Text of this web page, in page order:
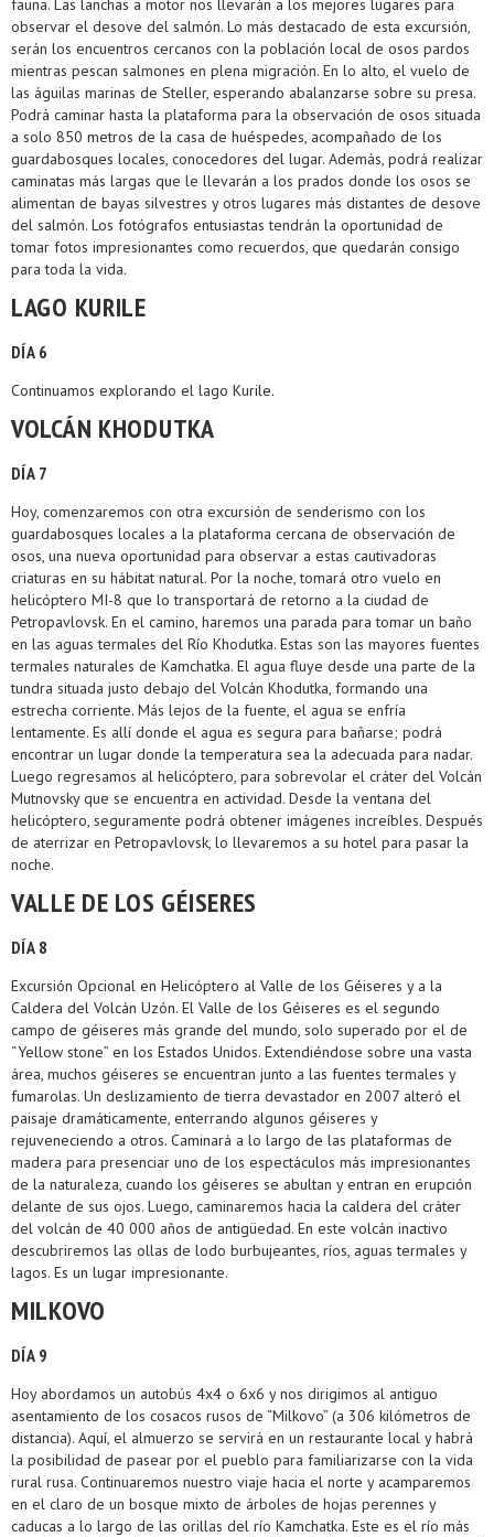
fauna. Las lanchas a motor nos llevarán a los mejores lugares para
observar el desove del salmón. Lo más destacado de esta excursión,
serán los encuentros cercanos con la población local de osos pardos
mientras pescan salmones en plena migración. En lo alto, el vuelo de
las águilas marinas de Steller, esperando abalanzarse sobre su presa.
Podrá caminar hasta la plataforma para la observación de osos situada
a solo 850 metros de la casa de huéspedes, acompañado de los
guardabosques locales, conocedores del lugar. Además, podrá realizar
caminatas más largas que le llevarán a los prados donde los osos se
alimentan de bayas silvestres y otros lugares más distantes de desove
del salmón. Los fotógrafos entusiastas tendrán la oportunidad de
tomar fotos impresionantes como recuerdos, que quedarán consigo
para toda la vida.
LAGO KURILE
DÍA 6
Continuamos explorando el lago Kurile.
VOLCÁN KHODUTKA
DÍA 7
Hoy, comenzaremos con otra excursión de senderismo con los
guardabosques locales a la plataforma cercana de observación de
osos, una nueva oportunidad para observar a estas cautivadoras
criaturas en su hábitat natural. Por la noche, tomará otro vuelo en
helicóptero MI-8 que lo transportará de retorno a la ciudad de
Petropavlovsk. En el camino, haremos una parada para tomar un baño
en las aguas termales del Río Khodutka. Estas son las mayores fuentes
termales naturales de Kamchatka. El agua fluye desde una parte de la
tundra situada justo debajo del Volcán Khodutka, formando una
estrecha corriente. Más lejos de la fuente, el agua se enfría
lentamente. Es allí donde el agua es segura para bañarse; podrá
encontrar un lugar donde la temperatura sea la adecuada para nadar.
Luego regresamos al helicóptero, para sobrevolar el cráter del Volcán
Mutnovsky que se encuentra en actividad. Desde la ventana del
helicóptero, seguramente podrá obtener imágenes increíbles. Después
de aterrizar en Petropavlovsk, lo llevaremos a su hotel para pasar la
noche.
VALLE DE LOS GÉISERES
DÍA 8
Excursión Opcional en Helicóptero al Valle de los Géiseres y a la
Caldera del Volcán Uzón. El Valle de los Géiseres es el segundo
campo de géiseres más grande del mundo, solo superado por el de
“Yellow stone” en los Estados Unidos. Extendiéndose sobre una vasta
área, muchos géiseres se encuentran junto a las fuentes termales y
fumarolas. Un deslizamiento de tierra devastador en 2007 alteró el
paisaje dramáticamente, enterrando algunos géiseres y
rejuveneciendo a otros. Caminará a lo largo de las plataformas de
madera para presenciar uno de los espectáculos más impresionantes
de la naturaleza, cuando los géiseres se abultan y entran en erupción
delante de sus ojos. Luego, caminaremos hacia la caldera del cráter
del volcán de 40 000 años de antigüedad. En este volcán inactivo
descubriremos las ollas de lodo burbujeantes, ríos, aguas termales y
lagos. Es un lugar impresionante.
MILKOVO
DÍA 9
Hoy abordamos un autobús 4x4 o 6x6 y nos dirigimos al antiguo
asentamiento de los cosacos rusos de “Milkovo” (a 306 kilómetros de
distancia). Aquí, el almuerzo se servirá en un restaurante local y habrá
la posibilidad de pasear por el pueblo para familiarizarse con la vida
rural rusa. Continuaremos nuestro viaje hacia el norte y acamparemos
en el claro de un bosque mixto de árboles de hojas perennes y
caducas a lo largo de las orillas del río Kamchatka. Este es el río más